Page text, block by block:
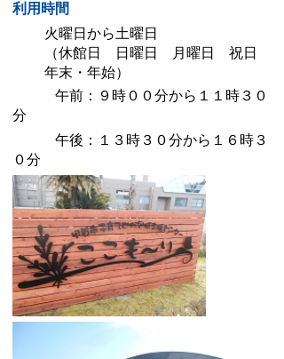
利用時間
火曜日から土曜日
（休館日 日曜日 月曜日 祝日
年末・年始）
午前：９時００分から１１時３０
分
午後：１３時３０分から１６時３
０分